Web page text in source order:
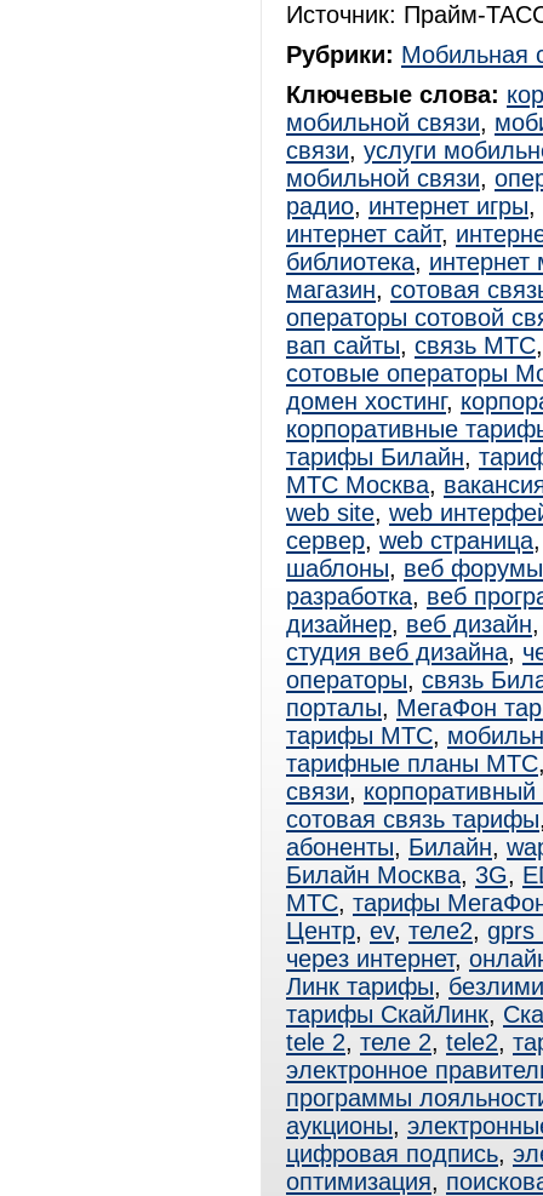
Источник: Прайм-
Рубрики: Мобильная
Ключевые слова:
мобильной связи,
связи, услуги
мобильной связи,
радио, интернет игры,
интернет сайт,
библиотека, интернет
магазин, сотовая
операторы сотовой
вап сайты, связь МТС
сотовые операторы
домен хостинг,
корпоративные
тарифы Билайн,
МТС Москва,
web site, web
сервер, web страница
шаблоны, веб форумы
разработка, веб
дизайнер, веб дизайн
студия веб дизайна,
операторы, связь
порталы, МегаФон
тарифы МТС,
тарифные планы МТС
связи,
сотовая связь тарифы
абоненты, Билайн,
Билайн Москва, 3G,
МТС, тарифы
Центр, ev, теле2, gprs
через интернет,
Линк тарифы,
тарифы СкайЛинк,
tele 2, теле 2, tele2,
электронное
программы
аукционы,
цифровая подпись,
оптимизация,